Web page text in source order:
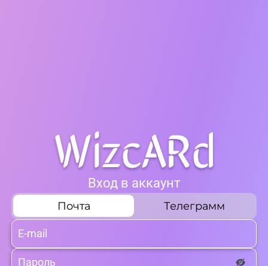
Вход в аккаунт
Почта Телеграмм